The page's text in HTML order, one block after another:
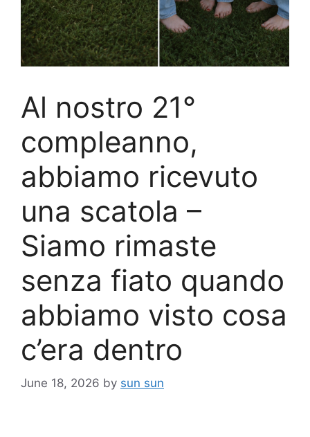
Al nostro 21°
compleanno,
abbiamo ricevuto
una scatola –
Siamo rimaste
senza fiato quando
abbiamo visto cosa
c’era dentro
June 18, 2026 by sun sun